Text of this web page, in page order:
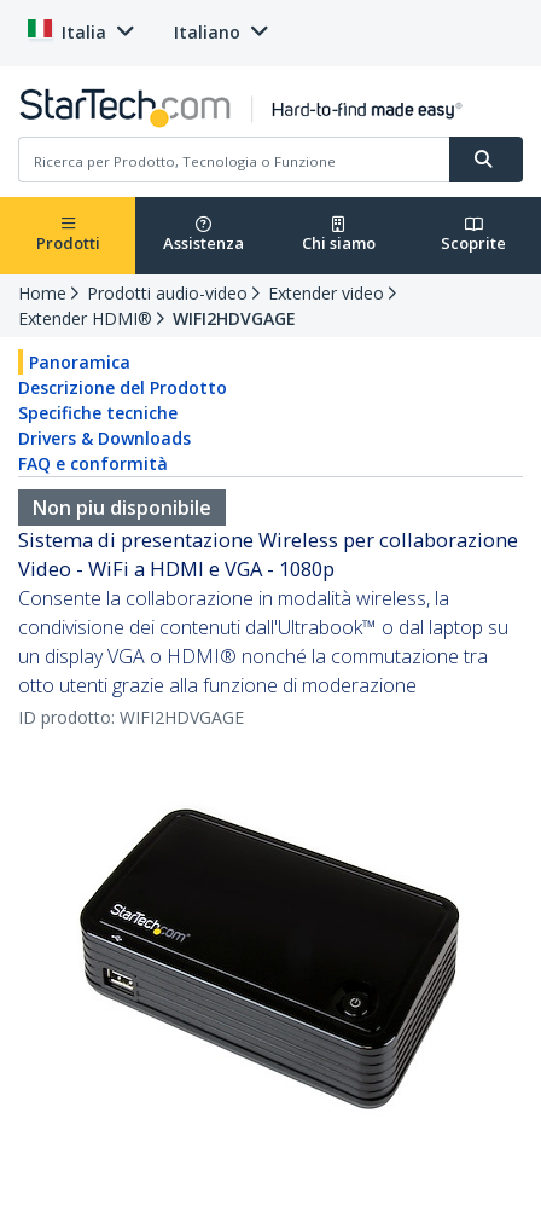
Italia Italiano
Prodotti Assistenza Chi siamo Scoprite
Home Prodotti audio-video
Extender video
Extender HDMI®
WIFI2HDVGAGE
Panoramica
Descrizione del Prodotto
Specifiche tecniche
Drivers & Downloads
FAQ e conformità
Non piu disponibile
Sistema di presentazione Wireless per collaborazione
Video - WiFi a HDMI e VGA - 1080p
Consente la collaborazione in modalità wireless, la
condivisione dei contenuti dall'Ultrabook™ o dal laptop su
un display VGA o HDMI® nonché la commutazione tra
otto utenti grazie alla funzione di moderazione
ID prodotto: WIFI2HDVGAGE